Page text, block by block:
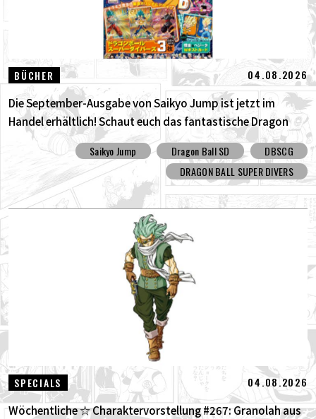
BÜCHER 04.08.2026
Die September-Ausgabe von Saikyo Jump ist jetzt im
Handel erhältlich! Schaut euch das fantastische Dragon
Ball SD Cover und all die tollen Bonusinhalte an!
Saikyo Jump Dragon Ball SD
DBSCG
DRAGON BALL SUPER DIVERS
SPECIALS 04.08.2026
Wöchentliche ☆ Charaktervorstellung #267: Granolah aus